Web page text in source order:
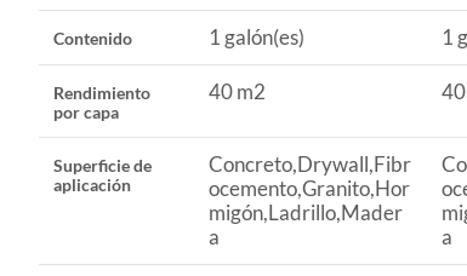
Rendimiento por capa
Cuidado y limpieza
Contenido
Contenido 1 galón(es) 1
Rendimiento
por capa
40 m2
Superficie de
aplicación
Concreto,Drywall,Fibr
ocemento,Granito,Hor
migón,Ladrillo,Mader
a
a